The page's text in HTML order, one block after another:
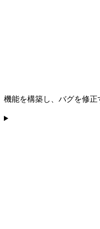
機能を構築し、バグを修正